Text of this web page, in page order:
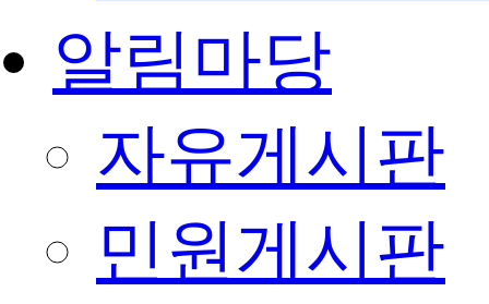
알림마당
자유게시판
민원게시판